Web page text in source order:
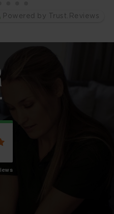
Powered by Trust.Reviews